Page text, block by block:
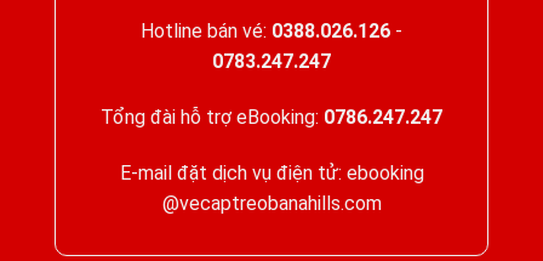
Hotline bán vé: 0388.026.126 -
0783.247.247
Tổng đài hỗ trợ eBooking: 0786.247.247
E-mail đặt dịch vụ điện tử: ebooking
@vecaptreobanahills.com